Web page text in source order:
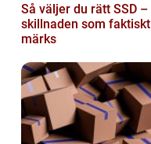
Så väljer du rätt SSD –
skillnaden som faktiskt
märks